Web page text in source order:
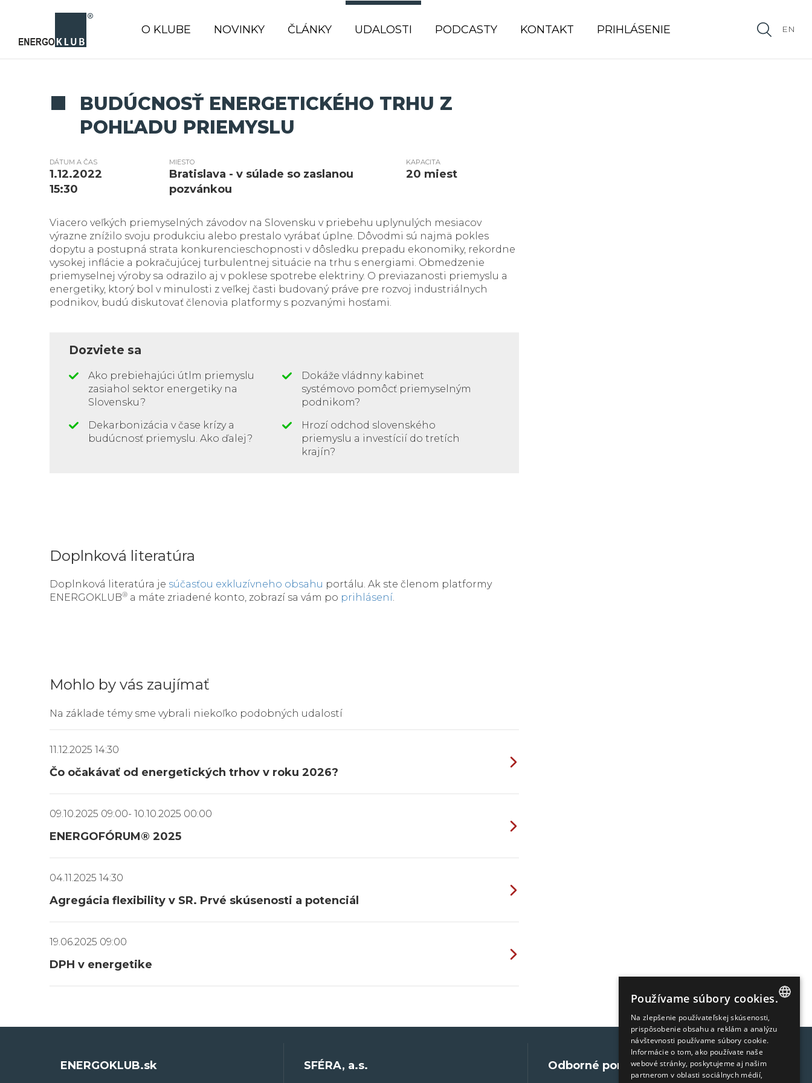
O KLUBE NOVINKY ČLÁNKY UDALOSTI PODCASTY KONTAKT PRIHLÁSENIE EN
BUDÚCNOSŤ ENERGETICKÉHO TRHU Z
POHĽADU PRIEMYSLU
DÁTUM A ČAS
1.12.2022
15:30
MIESTO
Bratislava - v súlade so zaslanou
pozvánkou
KAPACITA
20 miest
Viacero veľkých priemyselných závodov na Slovensku v priebehu uplynulých mesiacov
výrazne znížilo svoju produkciu alebo prestalo vyrábať úplne. Dôvodmi sú najmä pokles
dopytu a postupná strata konkurencieschopnosti v dôsledku prepadu ekonomiky, rekordne
vysokej inflácie a pokračujúcej turbulentnej situácie na trhu s energiami. Obmedzenie
priemyselnej výroby sa odrazilo aj v poklese spotrebe elektriny. O previazanosti priemyslu a
energetiky, ktorý bol v minulosti z veľkej časti budovaný práve pre rozvoj industriálnych
podnikov, budú diskutovať členovia platformy s pozvanými hosťami.
Dozviete sa
Ako prebiehajúci útlm priemyslu
zasiahol sektor energetiky na
Slovensku?
Dokáže vládnny kabinet
systémovo pomôcť priemyselným
podnikom?
Dekarbonizácia v čase krízy a
budúcnosť priemyslu. Ako ďalej?
Hrozí odchod slovenského
priemyslu a investícií do tretích
krajín?
Doplnková literatúra
Doplnková literatúra je súčasťou exkluzívneho obsahu portálu. Ak ste členom platformy
ENERGOKLUB® a máte zriadené konto, zobrazí sa vám po prihlásení.
Mohlo by vás zaujímať
Na základe témy sme vybrali niekoľko podobných udalostí
11.12.2025 14:30
Čo očakávať od energetických trhov v roku 2026?
09.10.2025 09:00- 10.10.2025 00:00
ENERGOFÓRUM® 2025
04.11.2025 14:30
Agregácia flexibility v SR. Prvé skúsenosti a potenciál
19.06.2025 09:00
DPH v energetike
ENERGOKLUB.sk SFÉRA, a.s. Odborné portály
SLOVAK
ENGLISH
Používame súbory cookies.
Na zlepšenie používateľskej skúsenosti,
prispôsobenie obsahu a reklám a analýzu
návštevnosti používame súbory cookie.
Informácie o tom, ako používate naše
webové stránky, poskytujeme aj našim
partnerom v oblasti sociálnych médií,